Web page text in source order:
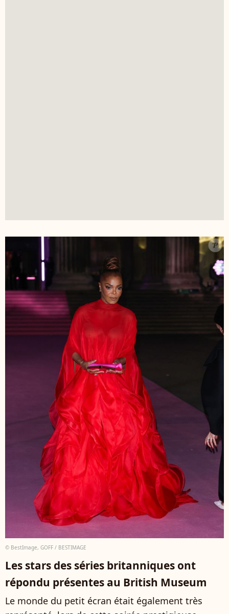
© BestImage, GOFF / BESTIMAGE
Les stars des séries britanniques ont
répondu présentes au British Museum
Le monde du petit écran était également très